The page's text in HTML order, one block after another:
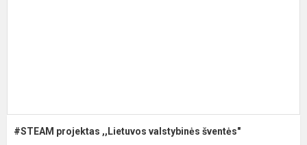
#STEAM projektas ,,Lietuvos valstybinės šventės"